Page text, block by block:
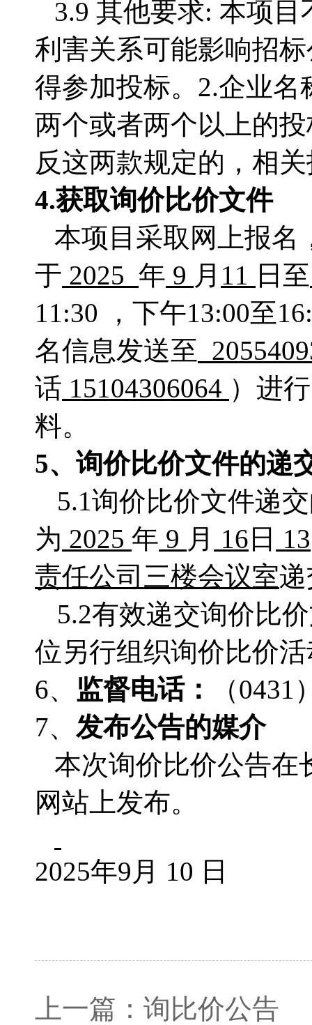
3.9 其他要求: 本项
利害关系可能影响招
得参加投标。2.企业
两个或者两个以上的
反这两款规定的，相
4.获取询价比价文件
本项目采取网上报名
于 2025 年 9 月 11 日至
11:30 ，下午13:00至
名信息发送至
话 15104306064 ）进
料。
5、 询价比价文件的递
5.1询价比价文件递
为 2025 年 9 月 16 日 13
责任公司三楼会议室
5.2有效递交询价比
位另行组织询价比价
6、 监督电话： （0431
7、 发布公告的媒介
本次询价比价公告在
网站上发布。
2025年9月 10 日
上一篇： 询比价公告